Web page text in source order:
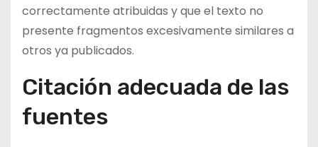
correctamente atribuidas y que el texto no
presente fragmentos excesivamente similares a
otros ya publicados.
Citación adecuada de las
fuentes